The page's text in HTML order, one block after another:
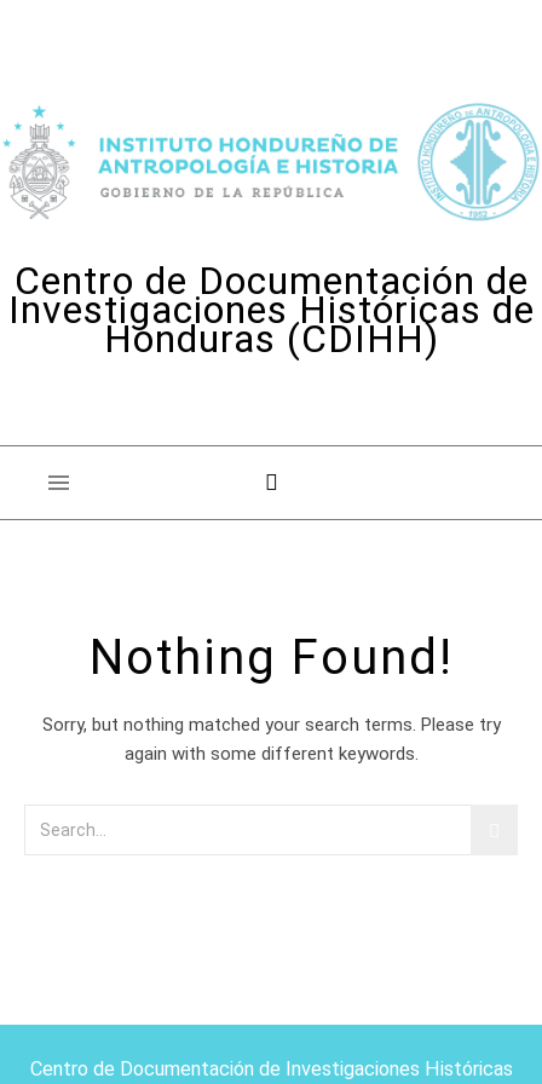
Centro de Documentación de
Investigaciones Históricas de
Honduras (CDIHH)
Nothing Found!
Sorry, but nothing matched your search terms. Please try
again with some different keywords.
Centro de Documentación de Investigaciones Históricas